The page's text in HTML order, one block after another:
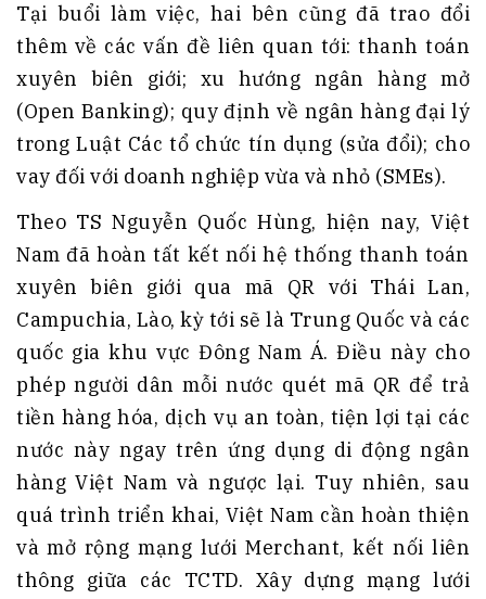
Tại buổi làm việc, hai bên cũng đã trao đổi
thêm về các vấn đề liên quan tới: thanh toán
xuyên biên giới; xu hướng ngân hàng mở
(Open Banking); quy định về ngân hàng đại lý
trong Luật Các tổ chức tín dụng (sửa đổi); cho
vay đối với doanh nghiệp vừa và nhỏ (SMEs).
Theo TS Nguyễn Quốc Hùng, hiện nay, Việt
Nam đã hoàn tất kết nối hệ thống thanh toán
xuyên biên giới qua mã QR với Thái Lan,
Campuchia, Lào, kỳ tới sẽ là Trung Quốc và các
quốc gia khu vực Đông Nam Á. Điều này cho
phép người dân mỗi nước quét mã QR để trả
tiền hàng hóa, dịch vụ an toàn, tiện lợi tại các
nước này ngay trên ứng dụng di động ngân
hàng Việt Nam và ngược lại. Tuy nhiên, sau
quá trình triển khai, Việt Nam cần hoàn thiện
và mở rộng mạng lưới Merchant, kết nối liên
thông giữa các TCTD. Xây dựng mạng lưới